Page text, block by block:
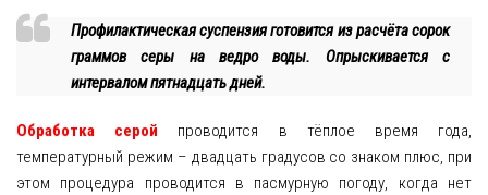
Профилактическая суспензия готовится из расчёта сорок
граммов серы на ведро воды. Опрыскивается с
интервалом пятнадцать дней.
Обработка серой проводится в тёплое время года,
температурный режим – двадцать градусов со знаком плюс, при
этом процедура проводится в пасмурную погоду, когда нет